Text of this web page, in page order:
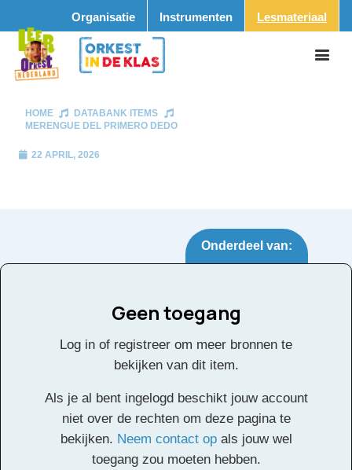
Organisatie Instrumenten Lesmateriaal
HOME
DATABANK ITEMS
MERENGUE DEL PRIMERO DEDO
22 APRIL, 2026
Onderdeel van:
Merengue del Primero
Dedo
voor de partituur en de overige partijen.
Facebook
TwitterEmailPinterestLinkedIn
Delen
Geen toegang
Log in of registreer om meer bronnen te
bekijken van dit item.
Als je al bent ingelogd beschikt jouw account
niet over de rechten om deze pagina te
bekijken. Neem contact opals jouw wel
toegang zou moeten hebben.